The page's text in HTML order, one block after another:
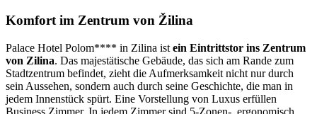
Komfort im Zentrum von Žilina
Palace Hotel Polom**** in Zilina ist ein Eintrittstor ins Zentrum
von Zilina. Das majestätische Gebäude, das sich am Rande zum
Stadtzentrum befindet, zieht die Aufmerksamkeit nicht nur durch
sein Aussehen, sondern auch durch seine Geschichte, die man in
jedem Innenstück spürt. Eine Vorstellung von Luxus erfüllen
Business Zimmer. In jedem Zimmer sind 5-Zonen-, ergonomisch